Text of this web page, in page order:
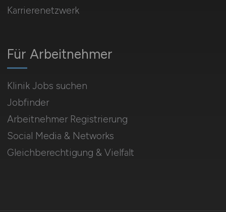
Für Arbeitnehmer
Klinik Jobs suchen
Jobfinder
Arbeitnehmer Registrierung
Social Media & Networks
Gleichberechtigung & Vielfalt
Karrierenetzwerk